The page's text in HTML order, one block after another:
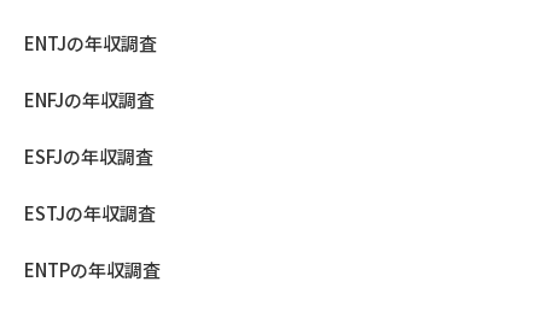
ENTJの年収調査
ENFJの年収調査
ESFJの年収調査
ESTJの年収調査
ENTPの年収調査